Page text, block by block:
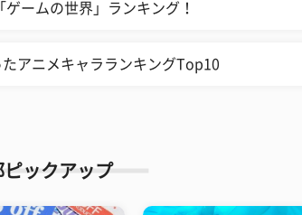
ームの世界」ランキング！
アニメキャラランキングTop10
ピックアップ